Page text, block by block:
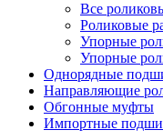
Все
Роликовые
Упорные
Упорные
Однорядные
Направляющие
Обгонные муфты
Импортные